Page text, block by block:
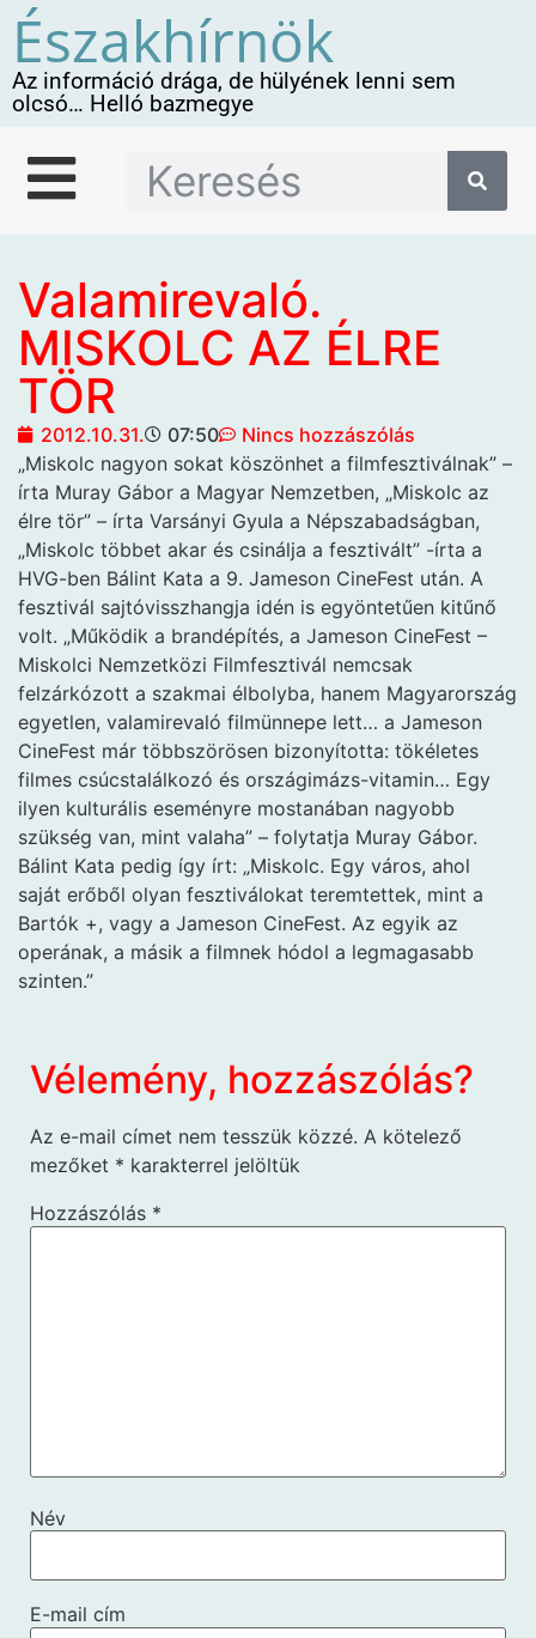
Északhírnök
Az információ drága, de hülyének lenni sem
olcsó… Helló bazmegye
Valamirevaló.
MISKOLC AZ ÉLRE
TÖR
2012.10.31. 07:50
Nincs hozzászólás
„Miskolc nagyon sokat köszönhet a filmfesztiválnak” –
írta Muray Gábor a Magyar Nemzetben, „Miskolc az
élre tör” – írta Varsányi Gyula a Népszabadságban,
„Miskolc többet akar és csinálja a fesztivált” -írta a
HVG-ben Bálint Kata a 9. Jameson CineFest után. A
fesztivál sajtóvisszhangja idén is egyöntetűen kitűnő
volt. „Működik a brandépítés, a Jameson CineFest –
Miskolci Nemzetközi Filmfesztivál nemcsak
felzárkózott a szakmai élbolyba, hanem Magyarország
egyetlen, valamirevaló filmünnepe lett… a Jameson
CineFest már többszörösen bizonyította: tökéletes
filmes csúcstalálkozó és országimázs-vitamin… Egy
ilyen kulturális eseményre mostanában nagyobb
szükség van, mint valaha” – folytatja Muray Gábor.
Bálint Kata pedig így írt: „Miskolc. Egy város, ahol
saját erőből olyan fesztiválokat teremtettek, mint a
Bartók +, vagy a Jameson CineFest. Az egyik az
operának, a másik a filmnek hódol a legmagasabb
szinten.”
Vélemény, hozzászólás?
Az e-mail címet nem tesszük közzé. A kötelező
mezőket * karakterrel jelöltük
Hozzászólás *
Név
E-mail cím